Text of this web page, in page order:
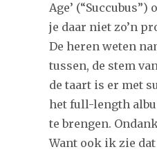
Age’ (“Succubus”)
je daar niet zo’n
De heren weten
tussen, de stem
de taart is er met
het full-length
te brengen.
Want ook ik zie